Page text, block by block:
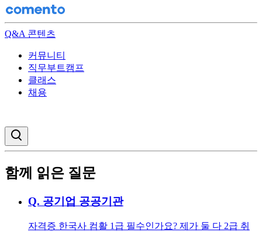
Q&A 콘텐츠
커뮤니티
직무부트캠프
클래스
채용
함께 읽은 질문
Q. 공기업 공공기관
자격증 한국사 컴활 1급 필수인가요? 제가 둘 다 2급 취